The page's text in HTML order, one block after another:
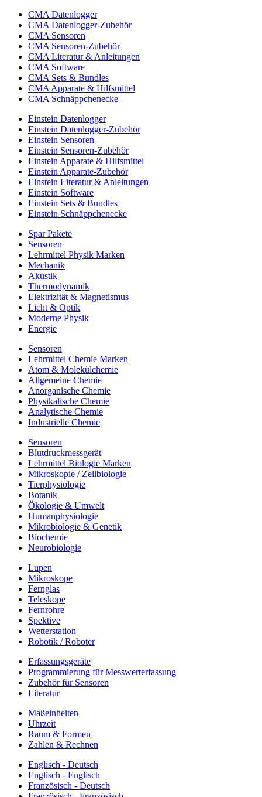
CMA Datenlogger
CMA Datenlogger-Zubehör
CMA Sensoren
CMA Sensoren-Zubehör
CMA Literatur & Anleitungen
CMA Software
CMA Sets & Bundles
CMA Apparate & Hilfsmittel
CMA Schnäppchenecke
Einstein Datenlogger
Einstein Datenlogger-Zubehör
Einstein Sensoren
Einstein Sensoren-Zubehör
Einstein Apparate & Hilfsmittel
Einstein Apparate-Zubehör
Einstein Literatur & Anleitungen
Einstein Software
Einstein Sets & Bundles
Einstein Schnäppchenecke
Spar Pakete
Sensoren
Lehrmittel Physik Marken
Mechanik
Akustik
Thermodynamik
Elektrizität & Magnetismus
Licht & Optik
Moderne Physik
Energie
Sensoren
Lehrmittel Chemie Marken
Atom & Molekülchemie
Allgemeine Chemie
Anorganische Chemie
Physikalische Chemie
Analytische Chemie
Industrielle Chemie
Sensoren
Blutdruckmessgerät
Lehrmittel Biologie Marken
Mikroskopie / Zellbiologie
Tierphysiologie
Botanik
Ökologie & Umwelt
Humanphysiologie
Mikrobiologie & Genetik
Biochemie
Neurobiologie
Lupen
Mikroskope
Fernglas
Teleskope
Fernrohre
Spektive
Wetterstation
Robotik / Roboter
Erfassungsgeräte
Programmierung für Messwerterfassung
Zubehör für Sensoren
Literatur
Maßeinheiten
Uhrzeit
Raum & Formen
Zahlen & Rechnen
Englisch - Deutsch
Englisch - Englisch
Französisch - Deutsch